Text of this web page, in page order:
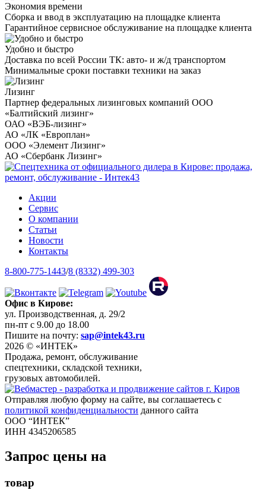
Экономия времени
Сборка и ввод в эксплуатацию на площадке клиента
Гарантийное сервисное обслуживание на площадке клиента
Удобно и быстро
Доставка по всей России ТК: авто- и ж/д транспортом
Минимальные сроки поставки техники на заказ
Лизинг
Партнер федеральных лизинговых компаний ООО
«Балтийский лизинг»
ОАО «ВЭБ-лизинг»
АО «ЛК «Европлан»
ООО «Элемент Лизинг»
АО «Сбербанк Лизинг»
Акции
Сервис
О компании
Статьи
Новости
Контакты
8-800-775-1443/8 (8332) 499-303
Офис в Кирове:
ул. Производственная, д. 29/2
пн-пт с 9.00 до 18.00
Пишите на почту: sap@intek43.ru
2026 © «ИНТЕК»
Продажа, ремонт, обслуживание
спецтехники, складской техники,
грузовых автомобилей.
Отправляя любую форму на сайте, вы соглашаетесь с
политикой конфиденциальности данного сайта
ООО “ИНТЕК”
ИНН 4345206585
Запрос цены на
товар